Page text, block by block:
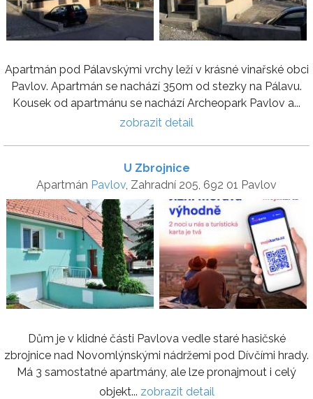
Apartmán pod Pálavskými vrchy leží v krásné vinařské obci
Pavlov. Apartmán se nachází 350m od stezky na Pálavu.
Kousek od apartmánu se nachází Archeopark Pavlov a...
zobrazit detail
U Zbrojnice
Apartmán Pavlov, Zahradní 205, 692 01 Pavlov
Dům je v klidné části Pavlova vedle staré hasičské
zbrojnice nad Novomlýnskými nádržemi pod Dívčími hrady.
Má 3 samostatné apartmány, ale lze pronajmout i celý
objekt... zobrazit detail